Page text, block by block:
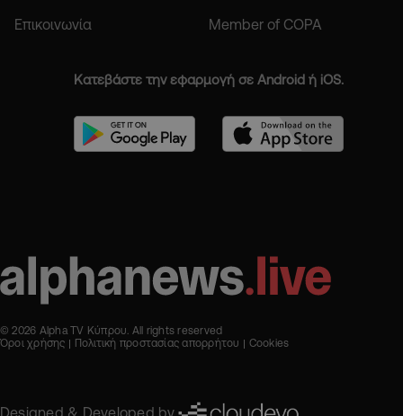
Επικοινωνία Member of COPA
Κατεβάστε την εφαρμογή σε Android ή iOS.
© 2026 Alpha TV Κύπρου. All rights reserved
Όροι χρήσης
Πολιτική προστασίας απορρήτου Cookies
Designed & Developed by